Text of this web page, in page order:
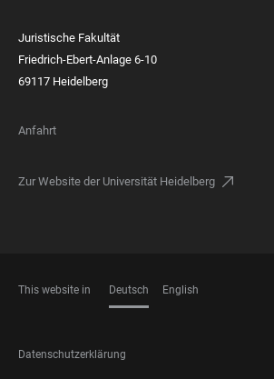
Juristische Fakultät
Friedrich-Ebert-Anlage 6-10
69117 Heidelberg
Anfahrt
Zur Website der Universität Heidelberg
This website in Deutsch English
FOOTER
Datenschutzerklärung